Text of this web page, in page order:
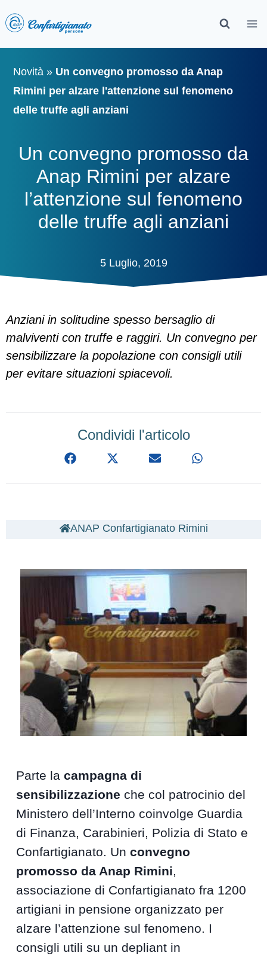
Novità » Un convegno promosso da Anap
Rimini per alzare l'attenzione sul fenomeno
delle truffe agli anziani
Un convegno promosso da
Anap Rimini per alzare
l’attenzione sul fenomeno
delle truffe agli anziani
5 Luglio, 2019
Anziani in solitudine spesso bersaglio di
malviventi con truffe e raggiri. Un convegno per
sensibilizzare la popolazione con consigli utili
per evitare situazioni spiacevoli.
Condividi l'articolo
ANAP Confartigianato Rimini
Parte lacampagna di
sensibilizzazione che col patrocinio del
Ministero dell’Interno coinvolge Guardia
di Finanza, Carabinieri, Polizia di Stato e
Confartigianato. Unconvegno
promosso da Anap Rimini,
associazione di Confartigianato fra 1200
artigiani in pensione organizzato per
alzare l’attenzione sul fenomeno. I
consigli utili su un depliant in